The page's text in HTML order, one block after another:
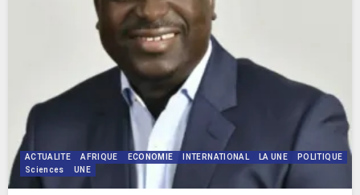
ACTUALITE AFRIQUE ECONOMIE INTERNATIONAL LA UNE
POLITIQUE
Sciences
UNE